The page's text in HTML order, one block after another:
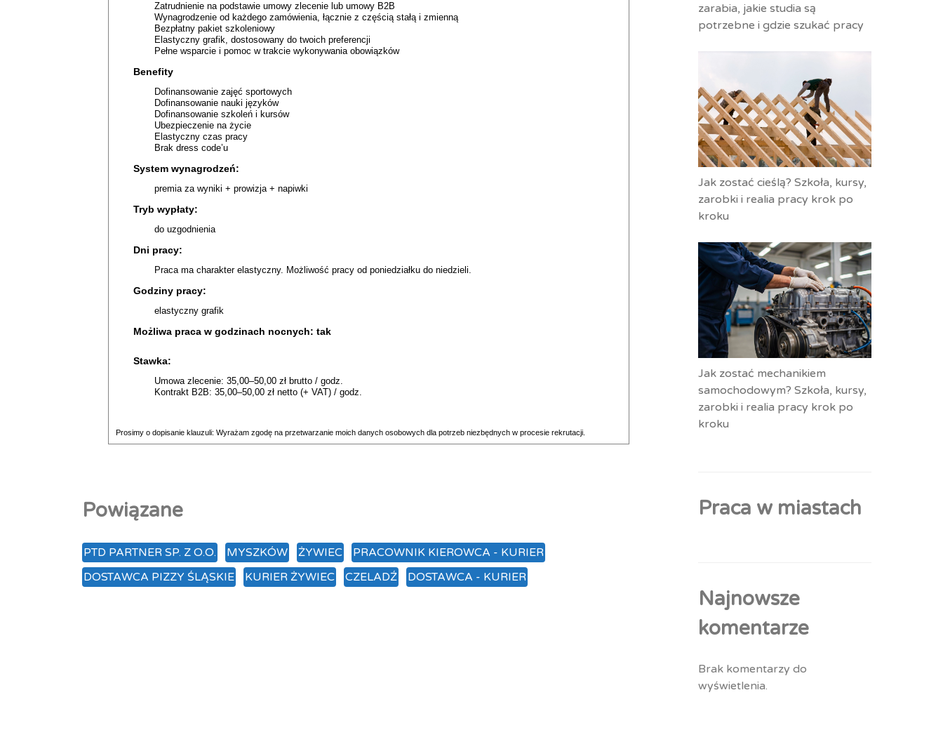
Zatrudnienie na podstawie umowy zlecenie lub umowy B2B
Wynagrodzenie od każdego zamówienia, łącznie z częścią stałą i zmienną
Bezpłatny pakiet szkoleniowy
Elastyczny grafik, dostosowany do twoich preferencji
Pełne wsparcie i pomoc w trakcie wykonywania obowiązków
Benefity
Dofinansowanie zajęć sportowych
Dofinansowanie nauki języków
Dofinansowanie szkoleń i kursów
Ubezpieczenie na życie
Elastyczny czas pracy
Brak dress code’u
System wynagrodzeń:
premia za wyniki + prowizja + napiwki
Tryb wypłaty:
do uzgodnienia
Dni pracy:
Praca ma charakter elastyczny. Możliwość pracy od poniedziałku do niedzieli.
Godziny pracy:
elastyczny grafik
Możliwa praca w godzinach nocnych: tak
Stawka:
Umowa zlecenie: 35,00–50,00 zł brutto / godz.
Kontrakt B2B: 35,00–50,00 zł netto (+ VAT) / godz.
Prosimy o dopisanie klauzuli: Wyrażam zgodę na przetwarzanie moich danych osobowych dla potrzeb niezbędnych w procesie rekrutacji.
Powiązane
PTD PARTNER SP. Z O.O. MYSZKÓW ŻYWIEC
PRACOWNIK KIEROWCA - KURIER
DOSTAWCA PIZZY ŚLĄSKIE
KURIER ŻYWIEC CZELADŹ DOSTAWCA - KURIER
zarabia, jakie studia są
potrzebne i gdzie szukać pracy
Jak zostać cieślą? Szkoła, kursy,
zarobki i realia pracy krok po
kroku
Jak zostać mechanikiem
samochodowym? Szkoła, kursy,
zarobki i realia pracy krok po
kroku
Praca w miastach
Najnowsze
komentarze
Brak komentarzy do
wyświetlenia.